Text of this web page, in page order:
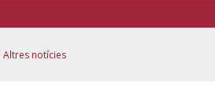
Altres notícies